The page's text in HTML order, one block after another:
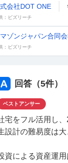
なみに私は男です
会社DOT ONE
：ビズリーチ
ゾンジャパン合同
：ビズリーチ
回答（5件）
ベストアンサー
宅をフル活用し
設計の難易度は大
資による資産運